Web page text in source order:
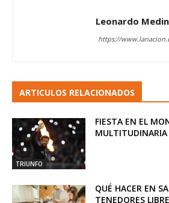
Leonardo
https://
ARTICULOS RELACIONADOS
TRIUNFO
FIESTA EN EL
MULTITUDINARIA
QUÉ HACER EN
TENEDORES